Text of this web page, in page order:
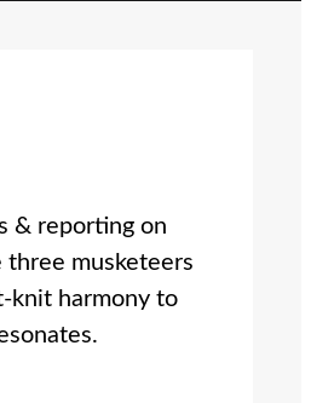
& reporting on
three musketeers
knit harmony to